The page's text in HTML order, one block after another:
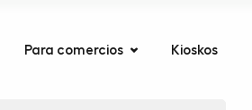
Para comercios Kioskos